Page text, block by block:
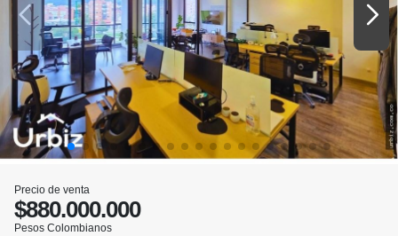
Precio de venta
$880.000.000
Pesos Colombianos